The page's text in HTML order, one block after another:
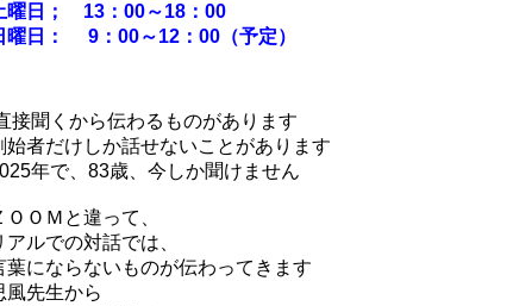
曜日； 13：00～18：00
曜日： 9：00～12：00（予定）
接聞くから伝わるものがあります
始者だけしか話せないことがあります
年で、83歳、今しか聞けません
ＯＯＭと違って、
アルでの対話では、
葉にならないものが伝わってきます
風先生から